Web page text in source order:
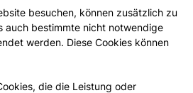
besuchen, können zusätzlich zu
auch bestimmte nicht notwendige
werden. Diese Cookies können
die die Leistung oder